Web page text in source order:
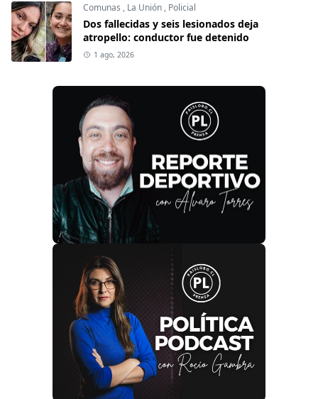
Comunas , La Unión , Policial
Dos fallecidas y seis lesionados deja
atropello: conductor fue detenido
1 ago, 2026